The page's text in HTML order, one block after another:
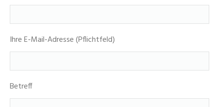
Ihre E-Mail-Adresse (Pflichtfeld)
Betreff